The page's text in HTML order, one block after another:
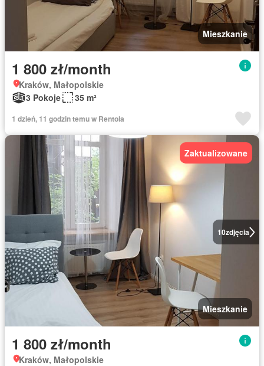
Mieszkanie
1 800 zł/month
Kraków, Małopolskie
3 Pokoje
35 m²
1 dzień, 11 godzin temu w Rentola
10zdjęcia
Zaktualizowane
Mieszkanie
1 800 zł/month
Kraków, Małopolskie